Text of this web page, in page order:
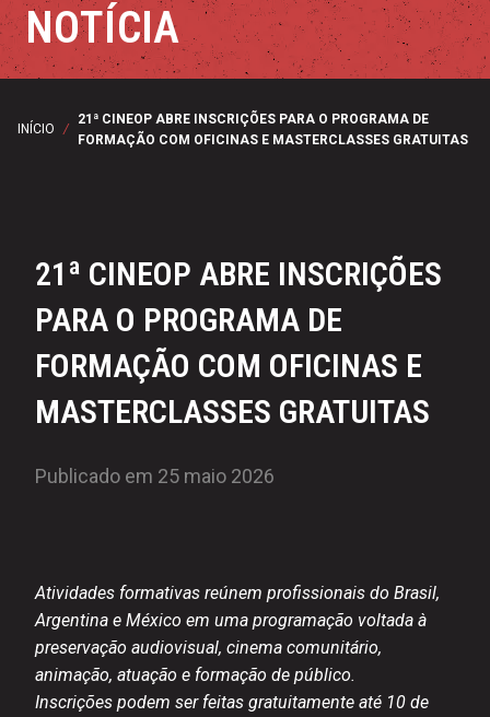
NOTÍCIA
INÍCIO /
21ª CINEOP ABRE INSCRIÇÕES PARA O PROGRAMA DE
FORMAÇÃO COM OFICINAS E MASTERCLASSES GRATUITAS
21ª CINEOP ABRE INSCRIÇÕES
PARA O PROGRAMA DE
FORMAÇÃO COM OFICINAS E
MASTERCLASSES GRATUITAS
Publicado em 25 maio 2026
Atividades formativas reúnem profissionais do Brasil,
Argentina e México em uma programação voltada à
preservação audiovisual, cinema comunitário,
animação, atuação e formação de público.
Inscrições podem ser feitas gratuitamente até 10 de